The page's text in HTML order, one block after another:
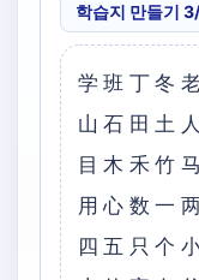
학습지 만들기
学班丁冬
山石田土
目木禾竹
用心数一
四五只个